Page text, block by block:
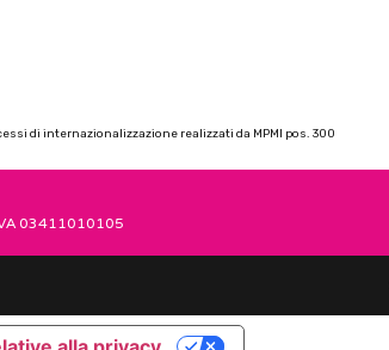
di internazionalizzazione realizzati da MPMI pos. 300
03411010105